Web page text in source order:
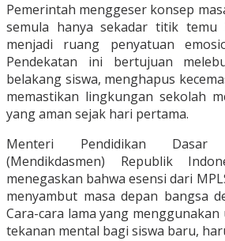
Pemerintah menggeser konsep
semula hanya sekadar titik temu
menjadi ruang penyatuan
Pendekatan ini bertujuan
belakang siswa, menghapus
memastikan lingkungan sekolah
yang aman sejak hari pertama.
Menteri Pendidikan Dasar
(Mendikdasmen) Republik
menegaskan bahwa esensi dari
menyambut masa depan bangsa
Cara-cara lama yang
tekanan mental bagi siswa baru,